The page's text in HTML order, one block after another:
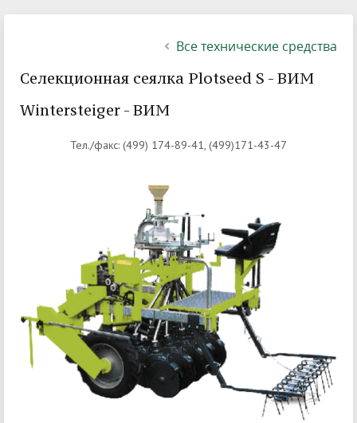
Все технические средства
Селекционная сеялка Plotseed S - ВИМ
Wintersteiger - ВИМ
Тел./факс: (499) 174-89-41, (499)171-43-47